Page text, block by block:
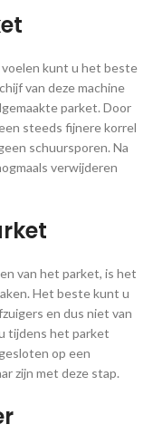
kunt u het beste
van deze machine
parket. Door
steeds fijnere korrel
schuursporen. Na
verwijderen
van het parket, is het
Het beste kunt u
en dus niet van
tijdens het parket
op een
zijn met deze stap.